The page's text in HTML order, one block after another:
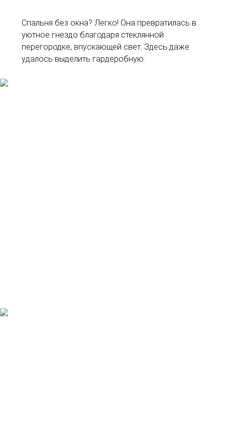
Спальня без окна? Легко! Она превратилась в
уютное гнездо благодаря стеклянной
перегородке, впускающей свет. Здесь даже
удалось выделить гардеробную.